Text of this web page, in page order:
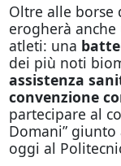
Oltre alle borse
erogherà
atleti: una
dei più noti
assistenza
convenzione
partecipare al
Domani”
oggi al